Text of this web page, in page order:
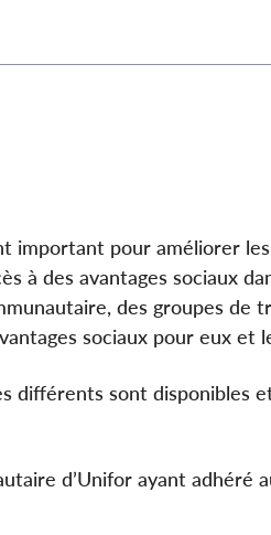
important pour améliorer
à des avantages sociaux
des groupes de
sociaux pour eux et
différents sont disponibles
d’Unifor ayant adhéré